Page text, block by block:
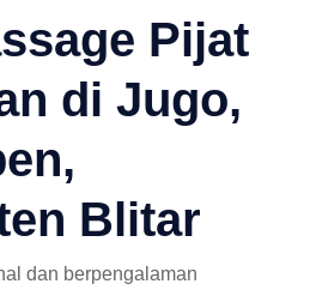
Pijat
di Jugo,
Blitar
dan berpengalaman